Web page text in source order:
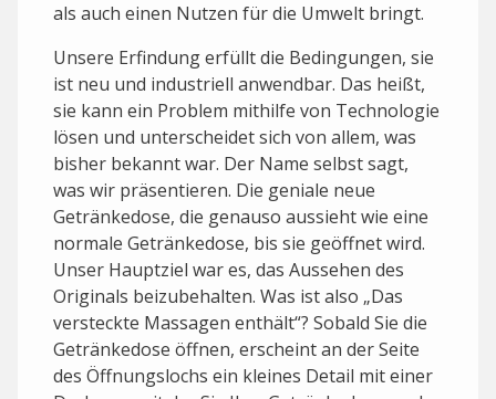
als auch einen Nutzen für die Umwelt bringt.
Unsere Erfindung erfüllt die Bedingungen, sie
ist neu und industriell anwendbar. Das heißt,
sie kann ein Problem mithilfe von Technologie
lösen und unterscheidet sich von allem, was
bisher bekannt war. Der Name selbst sagt,
was wir präsentieren. Die geniale neue
Getränkedose, die genauso aussieht wie eine
normale Getränkedose, bis sie geöffnet wird.
Unser Hauptziel war es, das Aussehen des
Originals beizubehalten. Was ist also „Das
versteckte Massagen enthält“? Sobald Sie die
Getränkedose öffnen, erscheint an der Seite
des Öffnungslochs ein kleines Detail mit einer